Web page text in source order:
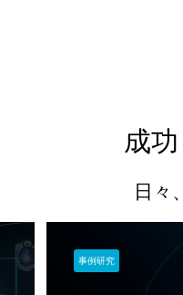
成功
日々
事例研究